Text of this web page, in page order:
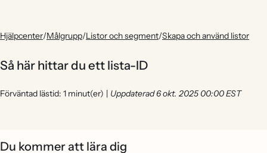
Hjälpcenter/Målgrupp/Listor och segment/Skapa och använd listor
Så här hittar du ett lista-ID
Förväntad lästid: 1 minut(er) | Uppdaterad 6 okt. 2025 00:00 EST
Du kommer att lära dig